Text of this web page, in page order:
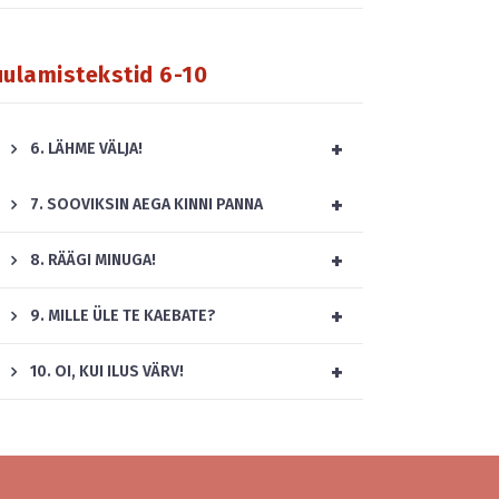
6-10
+
6. LÄHME VÄLJA!
+
7. SOOVIKSIN AEGA KINNI PANNA
+
8. RÄÄGI MINUGA!
+
9. MILLE ÜLE TE KAEBATE?
+
10. OI, KUI ILUS VÄRV!